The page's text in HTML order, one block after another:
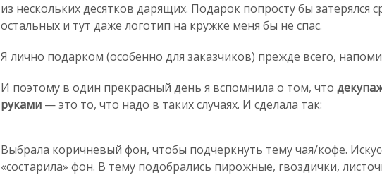
из нескольких десятков дарящих. Подарок попросту бы затерялся
остальных и тут даже логотип на кружке меня бы не спас.
Я лично подарком (особенно для заказчиков) прежде всего,
И поэтому в один прекрасный день я вспомнила о том, что
руками — это то, что надо в таких случаях. И сделала так:
Выбрала коричневый фон, чтобы подчеркнуть тему чая/кофе.
«состарила» фон. В тему подобрались пирожные, гвоздички,